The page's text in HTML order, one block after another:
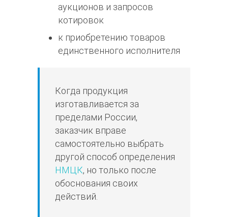
аукционов и запросов
котировок
к приобретению товаров
единственного исполнителя
Когда продукция
изготавливается за
пределами России,
заказчик вправе
самостоятельно выбрать
другой способ определения
НМЦК, но только после
обоснования своих
действий.